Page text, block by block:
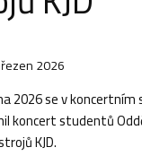
2026
2026 se v koncertním
koncert studentů
KJD.